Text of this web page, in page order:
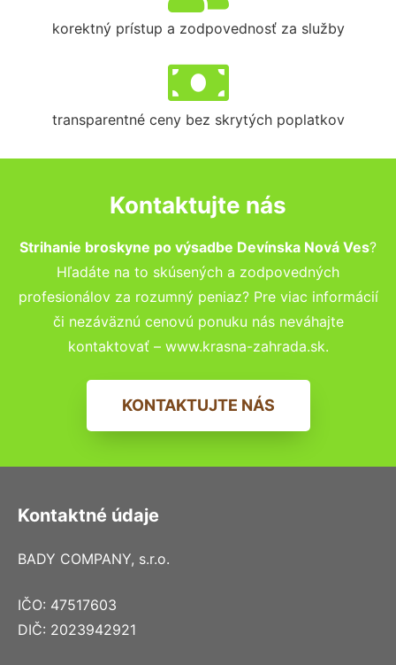
korektný prístup a zodpovednosť za služby
transparentné ceny bez skrytých poplatkov
Kontaktujte nás
Strihanie broskyne po výsadbe Devínska Nová Ves?
Hľadáte na to skúsených a zodpovedných
profesionálov za rozumný peniaz? Pre viac informácií
či nezáväznú cenovú ponuku nás neváhajte
kontaktovať – www.krasna-zahrada.sk.
KONTAKTUJTE NÁS
Kontaktné údaje
BADY COMPANY, s.r.o.
IČO: 47517603
DIČ: 2023942921